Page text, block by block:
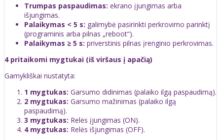
Trumpas paspaudimas: ekrano įjungimas arba
išjungimas.
Palaikymas < 5 s: galimybė pasirinkti perkrovimo parinktį
(programinis arba pilnas „reboot“).
Palaikymas ≥ 5 s: priverstinis pilnas įrenginio perkrovimas.
4 pritaikomi mygtukai (iš viršaus į apačią)
Gamykliškai nustatyta:
1 mygtukas: Garsumo didinimas (palaiko ilgą paspaudimą).
2 mygtukas: Garsumo mažinimas (palaiko ilgą
paspaudimą).
3 mygtukas: Relės įjungimas (ON).
4 mygtukas: Relės išjungimas (OFF).